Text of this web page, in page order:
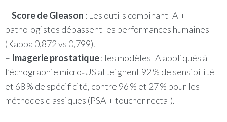
–Score de Gleason : Les outils combinant IA +
pathologistes dépassent les performances humaines
(Kappa 0,872 vs 0,799).
– Imagerie prostatique: les modèles IA appliqués à
l’échographie micro‑US atteignent 92 % de sensibilité
et 68 % de spécificité, contre 96 % et 27 % pour les
méthodes classiques (PSA + toucher rectal).